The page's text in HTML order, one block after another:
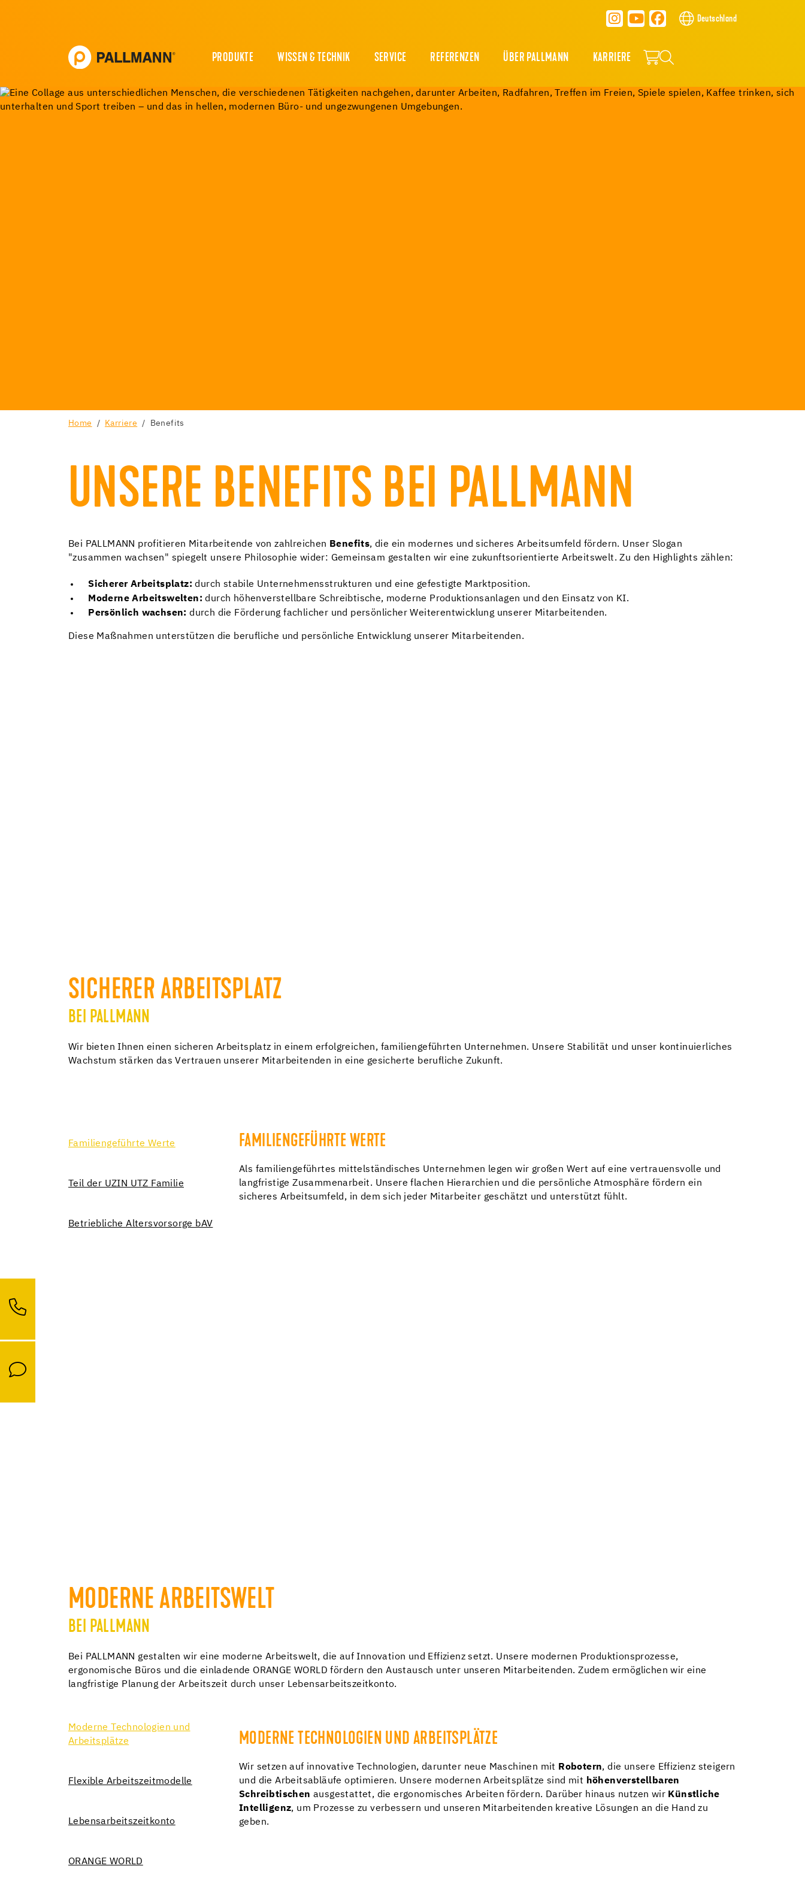
Deutschland
PRODUKTE WISSEN & TECHNIK SERVICE REFERENZEN ÜBER PALLMANN KARRIERE
Home Karriere Benefits
UNSERE BENEFITS BEI PALLMANN
Bei PALLMANN profitieren Mitarbeitende von zahlreichen Benefits, die ein modernes und sicheres Arbeitsumfeld fördern. Unser Slogan
"zusammen wachsen" spiegelt unsere Philosophie wider: Gemeinsam gestalten wir eine zukunftsorientierte Arbeitswelt. Zu den Highlights zählen:
Sicherer Arbeitsplatz:durch stabile Unternehmensstrukturen und eine gefestigte Marktposition.
Moderne Arbeitswelten: durch höhenverstellbare Schreibtische, moderne Produktionsanlagen und den Einsatz von KI.
Persönlich wachsen: durch die Förderung fachlicher und persönlicher Weiterentwicklung unserer Mitarbeitenden.
Diese Maßnahmen unterstützen die berufliche und persönliche Entwicklung unserer Mitarbeitenden.
SICHERER ARBEITSPLATZ
BEI PALLMANN
Wir bieten Ihnen einen sicheren Arbeitsplatz in einem erfolgreichen, familiengeführten Unternehmen. Unsere Stabilität und unser kontinuierliches
Wachstum stärken das Vertrauen unserer Mitarbeitenden in eine gesicherte berufliche Zukunft.
Familiengeführte Werte
Teil der UZIN UTZ Familie
Betriebliche Altersvorsorge bAV
FAMILIENGEFÜHRTE WERTE
Als familiengeführtes mittelständisches Unternehmen legen wir großen Wert auf eine vertrauensvolle und
langfristige Zusammenarbeit. Unsere flachen Hierarchien und die persönliche Atmosphäre fördern ein
sicheres Arbeitsumfeld, in dem sich jeder Mitarbeiter geschätzt und unterstützt fühlt.
MODERNE ARBEITSWELT
BEI PALLMANN
Bei PALLMANN gestalten wir eine moderne Arbeitswelt, die auf Innovation und Effizienz setzt. Unsere modernen Produktionsprozesse,
ergonomische Büros und die einladende ORANGE WORLD fördern den Austausch unter unseren Mitarbeitenden. Zudem ermöglichen wir eine
langfristige Planung der Arbeitszeit durch unser Lebensarbeitszeitkonto.
Moderne Technologien und
Arbeitsplätze
Flexible Arbeitszeitmodelle
Lebensarbeitszeitkonto
ORANGE WORLD
MODERNE TECHNOLOGIEN UND ARBEITSPLÄTZE
Wir setzen auf innovative Technologien, darunter neue Maschinen mit Robotern, die unsere Effizienz steigern
und die Arbeitsabläufe optimieren. Unsere modernen Arbeitsplätze sind mit höhenverstellbaren
Schreibtischen ausgestattet, die ergonomisches Arbeiten fördern. Darüber hinaus nutzen wir Künstliche
Intelligenz, um Prozesse zu verbessern und unseren Mitarbeitenden kreative Lösungen an die Hand zu
geben.